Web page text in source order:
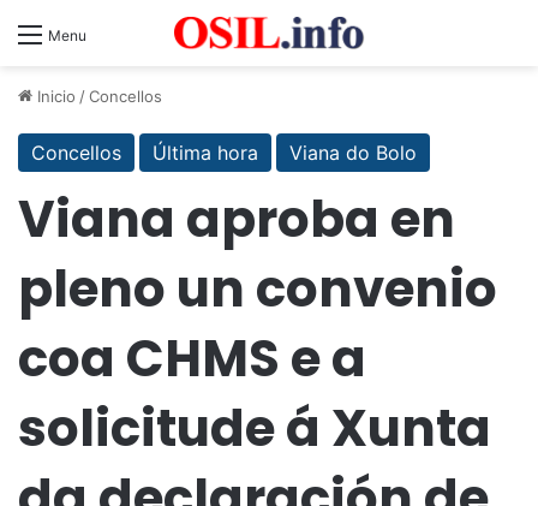
Menu
Inicio /Concellos
Concellos Última hora Viana do Bolo
Viana aproba en
pleno un convenio
coa CHMS e a
solicitude á Xunta